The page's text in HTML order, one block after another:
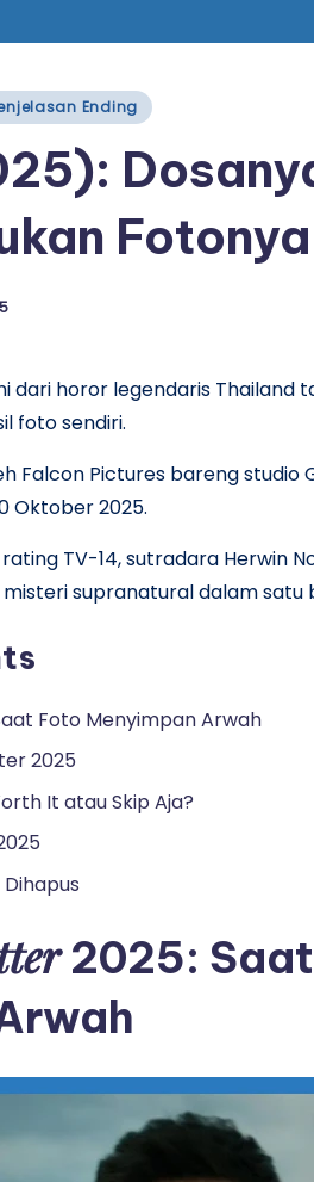
Ending
horor legendaris Thailand
foto sendiri.
Falcon Pictures bareng studio
Oktober 2025.
TV-14, sutradara Herwin
supranatural dalam satu
Foto Menyimpan Arwah
2025
It atau Skip Aja?
2025: